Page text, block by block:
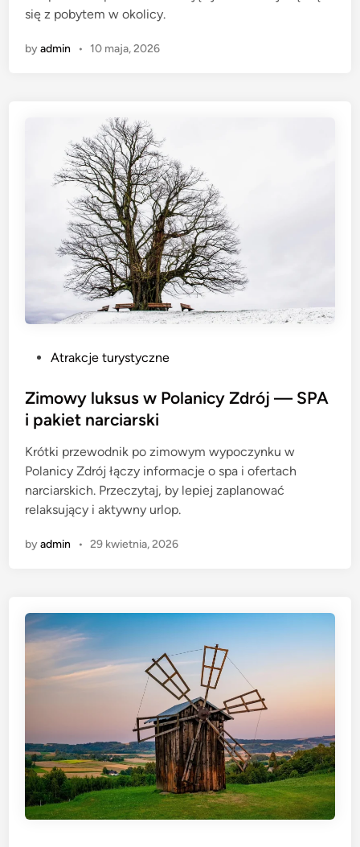
się z pobytem w okolicy.
byadmin • 10 maja, 2026
s
t
d
i
n
Atrakcje turystyczne
Zimowy luksus w Polanicy Zdrój — SPA
i pakiet narciarski
Krótki przewodnik po zimowym wypoczynku w
Polanicy Zdrój łączy informacje o spa i ofertach
narciarskich. Przeczytaj, by lepiej zaplanować
relaksujący i aktywny urlop.
byadmin • 29 kwietnia, 2026